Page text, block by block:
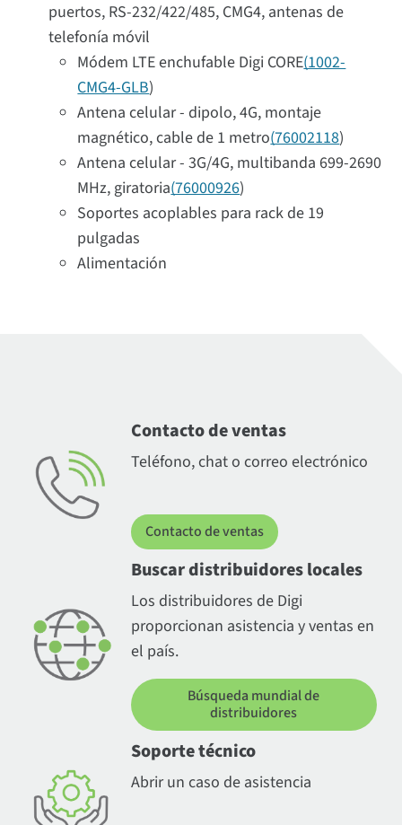
puertos, RS-232/422/485, CMG4, antenas de
telefonía móvil
Módem LTE enchufable Digi CORE(1002-
CMG4-GLB)
Antena celular - dipolo, 4G, montaje
magnético, cable de 1 metro(76002118)
Antena celular - 3G/4G, multibanda 699-2690
MHz, giratoria(76000926)
Soportes acoplables para rack de 19
pulgadas
Alimentación
Contacto de ventas
Teléfono, chat o correo electrónico
Contacto de ventas
Buscar distribuidores locales
Los distribuidores de Digi
proporcionan asistencia y ventas en
el país.
Búsqueda mundial de
distribuidores
Soporte técnico
Abrir un caso de asistencia